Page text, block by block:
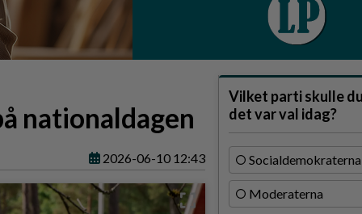
nationaldagen
2026-06-10 12:43
Vilket parti skulle
det var val idag?
Socialdemokraterna
Moderaterna